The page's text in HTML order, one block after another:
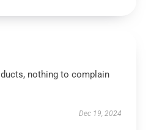
nothing to complain
Dec 19, 2024